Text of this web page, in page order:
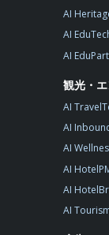
AI
AI
AI
観光・
AI
AI
AI
AI
AI
AI